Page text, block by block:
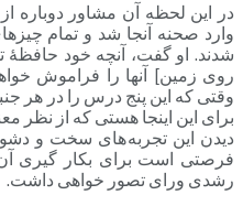
در این لحظه آن مشاور دوباره
وارد صحنه آنجا شد و تمام
شدند. او گفت، آنچه خود حافظۀ تو
روی زمین] آنها را فراموش
وقتی که این پنج درس را در هر
برای این اینجا هستی که از نظر
دیدن این تجربه های سخت و
فرصتی است برای بکار گیری
رشدی ورای تصور خواهی داشت.